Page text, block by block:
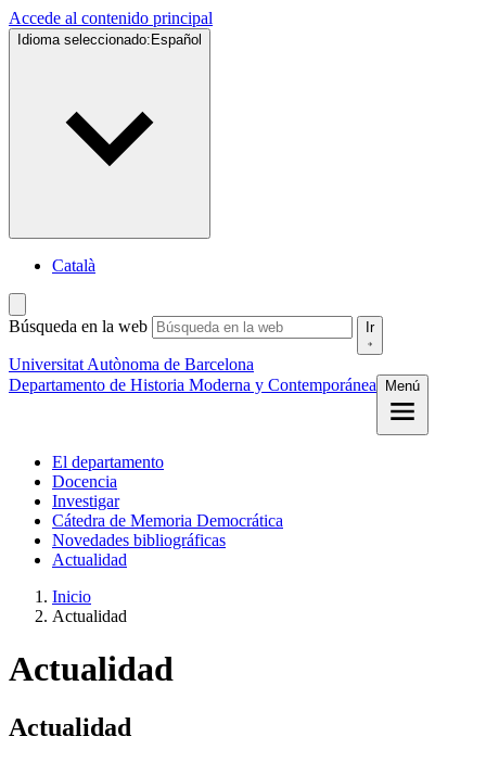
Accede al contenido principal
Idioma seleccionado: Español
Català
Búsqueda en la web Ir
Universitat Autònoma de Barcelona
Departamento de Historia Moderna y Contemporánea
Menú
El departamento
Docencia
Investigar
Cátedra de Memoria Democrática
Novedades bibliográficas
Actualidad
Inicio
Actualidad
Actualidad
Actualidad